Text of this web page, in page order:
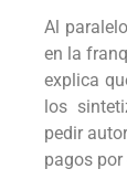
Al
en la
explica
los
pedir
pagos por